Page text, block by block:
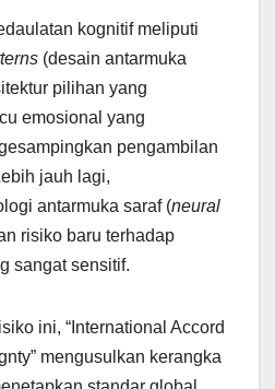
kognitif meliputi
(desain antarmuka
pilihan yang
emosional yang
pengambilan
jauh lagi,
antarmuka saraf (neural
risiko baru terhadap
sangat sensitif.
ini, “International Accord
mengusulkan kerangka